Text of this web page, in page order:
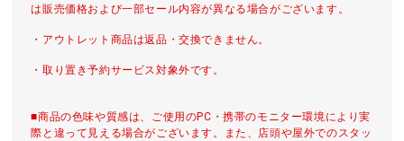
は販売価格および一部セール内容が異なる場合がございます。
・アウトレット商品は返品・交換できません。
・取り置き予約サービス対象外です。
■商品の色味や質感は、ご使用のPC・携帯のモニター環境により実
際と違って見える場合がございます。また、店頭や屋外でのスタッ